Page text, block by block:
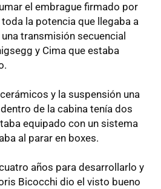
el embrague firmado por
la potencia que llegaba a
transmisión secuencial
y Cima que estaba
y la suspensión una
de la cabina tenía dos
equipado con un sistema
al parar en boxes.
años para desarrollarlo y
Bicocchi dio el visto bueno